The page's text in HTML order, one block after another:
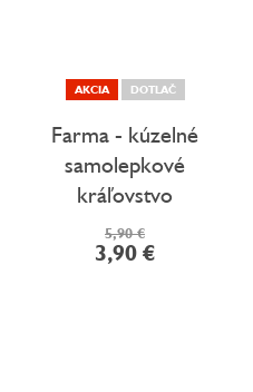
AKCIA DOTLAČ
Farma - kúzelné
samolepkové
kráľovstvo
5,90 €
3,90 €